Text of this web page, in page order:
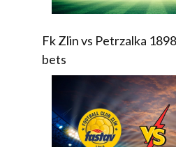
Fk Zlin vs Petrzalka
bets